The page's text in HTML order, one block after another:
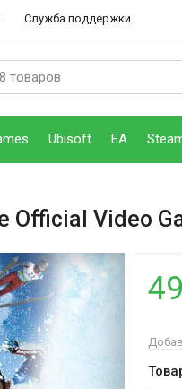
Служба поддержки
Ubisoft EA
Official Video
49